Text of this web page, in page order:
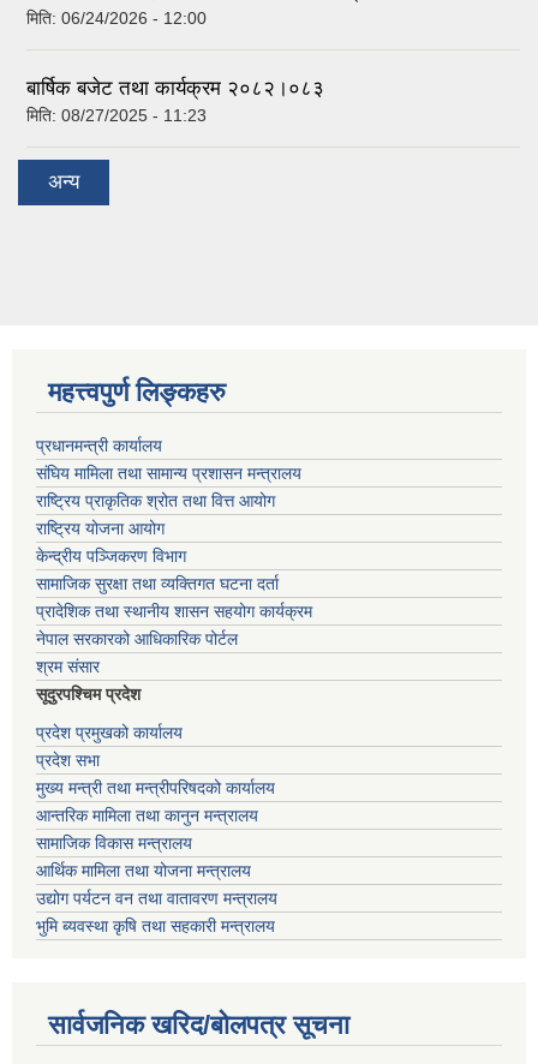
मिति: 06/24/2026 - 12:00
बार्षिक बजेट तथा कार्यक्रम २०८२।०८३
मिति: 08/27/2025 - 11:23
अन्य
महत्त्वपुर्ण लिङ्कहरु
प्रधानमन्त्री कार्यालय
संघिय मामिला तथा सामान्य प्रशासन मन्त्रालय
राष्ट्रिय प्राकृतिक श्रोत तथा वित्त आयोग
राष्ट्रिय योजना आयोग
केन्द्रीय पञ्जिकरण विभाग
सामाजिक सुरक्षा तथा व्यक्तिगत घटना दर्ता
प्रादेशिक तथा स्थानीय शासन सहयोग कार्यक्रम
नेपाल सरकारको आधिकारिक पोर्टल
श्रम संसार
सूदुरपश्चिम प्रदेश
प्रदेश प्रमुखको कार्यालय
प्रदेश सभा
मुख्य मन्त्री तथा मन्त्रीपरिषदको कार्यालय
आन्तरिक मामिला तथा कानुन मन्त्रालय
सामाजिक विकास मन्त्रालय
आर्थिक मामिला तथा योजना मन्त्रालय
उद्योग पर्यटन वन तथा वातावरण मन्त्रालय
भुमि ब्यवस्था कृषि तथा सहकारी मन्त्रालय
सार्वजनिक खरिद/बोलपत्र सूचना